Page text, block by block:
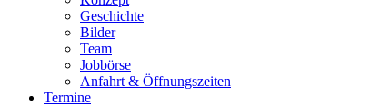
Geschichte
Bilder
Team
Jobbörse
Anfahrt & Öffnungszeiten
Termine